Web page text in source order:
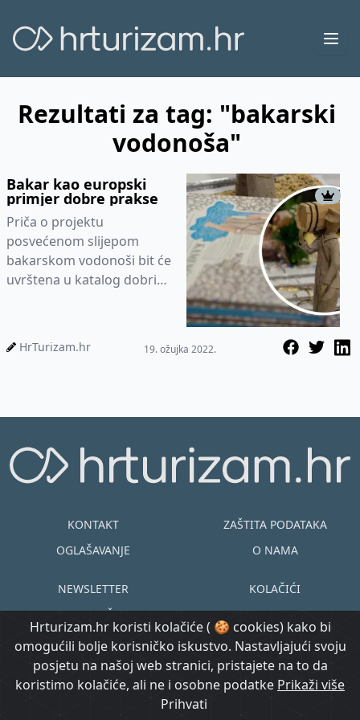
Rezultati za tag: "bakarski
vodonoša"
Bakar kao europski
primjer dobre prakse
Priča o projektu
posvećenom slijepom
bakarskom vodonoši bit će
uvrštena u katalog dobrih
HrTurizam.hr 19. ožujka 2022.
Hrturizam.hr koristi kolačiće ( 🍪 cookies) kako bi
omogućili bolje korisničko iskustvo. Nastavljajući svoju
posjetu na našoj web stranici, pristajete na to da
koristimo kolačiće, ali ne i osobne podatke Prikaži više
Prihvati
KONTAKT
OGLAŠAVANJE
ZAŠTITA PODATAKA
O NAMA
NEWSLETTER
UVJETI KORIŠTENJA
KOLAČIĆI
EN HR
© Copyright
2015.-2026.
@ Created by
Morgan Code
Prijavi se